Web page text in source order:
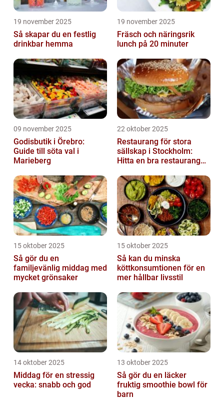
19 november 2025
Så skapar du en festlig
drinkbar hemma
19 november 2025
Fräsch och näringsrik
lunch på 20 minuter
09 november 2025
Godisbutik i Örebro:
Guide till söta val i
Marieberg
22 oktober 2025
Restaurang för stora
sällskap i Stockholm:
Hitta en bra restaurang
15 oktober 2025
Så gör du en
familjevänlig middag med
mycket grönsaker
15 oktober 2025
Så kan du minska
köttkonsumtionen för en
mer hållbar livsstil
14 oktober 2025
Middag för en stressig
vecka: snabb och god
13 oktober 2025
Så gör du en läcker
fruktig smoothie bowl för
barn